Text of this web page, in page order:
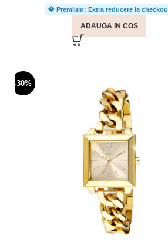
💎 Premium: Extra reducere la
ADAUGA IN COS
-30%